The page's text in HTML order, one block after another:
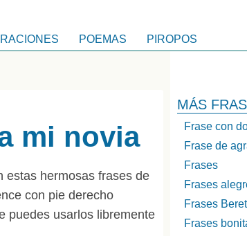
POEMAS PIROPOS
mi novia
estas hermosas frases de
con pie derecho
puedes usarlos libremente
MÁS
Frase con
Frase de
Frases
Frases
Frases Beret
Frases